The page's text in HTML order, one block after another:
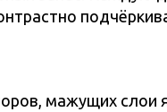
мажущих слои